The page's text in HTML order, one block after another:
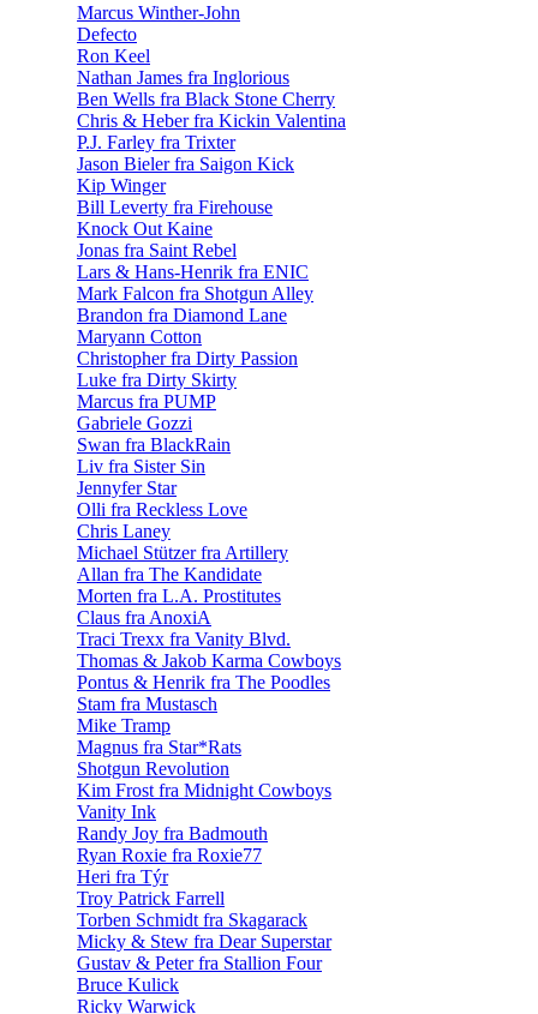
Marcus Winther-John
Defecto
Ron Keel
Nathan James fra Inglorious
Ben Wells fra Black Stone Cherry
Chris & Heber fra Kickin Valentina
P.J. Farley fra Trixter
Jason Bieler fra Saigon Kick
Kip Winger
Bill Leverty fra Firehouse
Knock Out Kaine
Jonas fra Saint Rebel
Lars & Hans-Henrik fra ENIC
Mark Falcon fra Shotgun Alley
Brandon fra Diamond Lane
Maryann Cotton
Christopher fra Dirty Passion
Luke fra Dirty Skirty
Marcus fra PUMP
Gabriele Gozzi
Swan fra BlackRain
Liv fra Sister Sin
Jennyfer Star
Olli fra Reckless Love
Chris Laney
Michael Stützer fra Artillery
Allan fra The Kandidate
Morten fra L.A. Prostitutes
Claus fra AnoxiA
Traci Trexx fra Vanity Blvd.
Thomas & Jakob Karma Cowboys
Pontus & Henrik fra The Poodles
Stam fra Mustasch
Mike Tramp
Magnus fra Star*Rats
Shotgun Revolution
Kim Frost fra Midnight Cowboys
Vanity Ink
Randy Joy fra Badmouth
Ryan Roxie fra Roxie77
Heri fra Týr
Troy Patrick Farrell
Torben Schmidt fra Skagarack
Micky & Stew fra Dear Superstar
Gustav & Peter fra Stallion Four
Bruce Kulick
Ricky Warwick